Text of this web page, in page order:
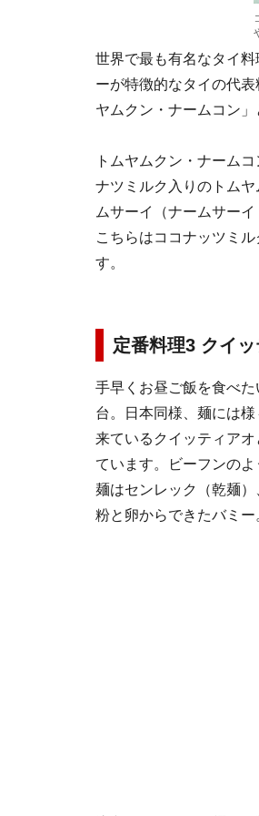
世界で最も有名なタイ
ーが特徴的なタイの代
ヤムクン・ナームコン
トムヤムクン・ナーム
ナツミルク入りのトム
ムサーイ（ナームサー
こちらはココナッツミ
す。
定番料理3 クイッ
手早くお昼ご飯を食べ
台。日本同様、麺には
来ているクイッティア
ています。ビーフンの
麺はセンレック（乾麺
粉と卵からできたバミー